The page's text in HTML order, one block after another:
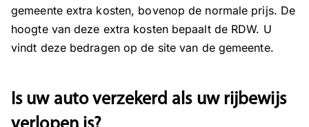
gemeente extra kosten, bovenop de normale prijs. De
hoogte van deze extra kosten bepaalt de RDW. U
vindt deze bedragen op de site van de gemeente.
Is uw auto verzekerd als uw rijbewijs